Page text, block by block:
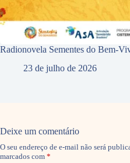
Radionovela Sementes do Bem-
23 de julho de 2026
Deixe um comentário
O seu endereço de e-mail não será
marcados com *